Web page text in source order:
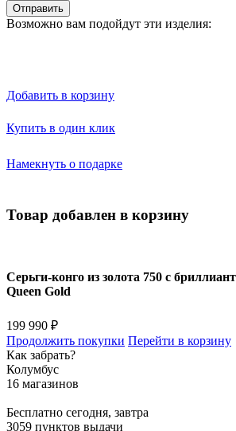
Отправить
Возможно вам подойдут эти изделия:
Добавить в корзину
Купить в один клик
Намекнуть о подарке
Товар добавлен в корзину
Серьги-конго из золота 750 с
Queen Gold
199 990 ₽
Продолжить покупки Перейти в корзину
Как забрать?
Колумбус
16 магазинов
Бесплатно сегодня, завтра
3059 пунктов выдачи